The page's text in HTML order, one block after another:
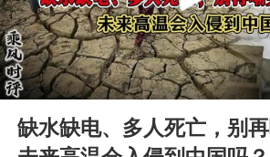
Play
00:00
缺水缺电、多人死亡，别